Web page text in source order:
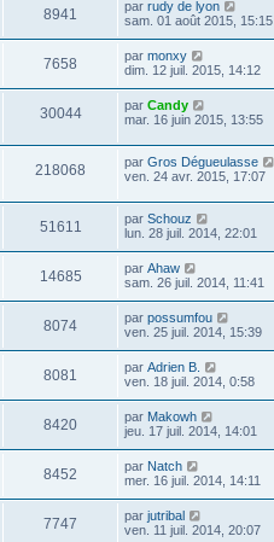
8941 par rudy de lyon
sam. 01 août 2015, 15:15
7658 par monxy
dim. 12 juil. 2015, 14:12
30044 par Candy
mar. 16 juin 2015, 13:55
218068 par Gros Dégueulasse
ven. 24 avr. 2015, 17:07
51611 par Schouz
lun. 28 juil. 2014, 22:01
14685 par Ahaw
sam. 26 juil. 2014, 11:41
8074 par possumfou
ven. 25 juil. 2014, 15:39
8081 par Adrien B.
ven. 18 juil. 2014, 0:58
8420 par Makowh
jeu. 17 juil. 2014, 14:01
8452 par Natch
mer. 16 juil. 2014, 14:11
7747 par jutribal
ven. 11 juil. 2014, 20:07